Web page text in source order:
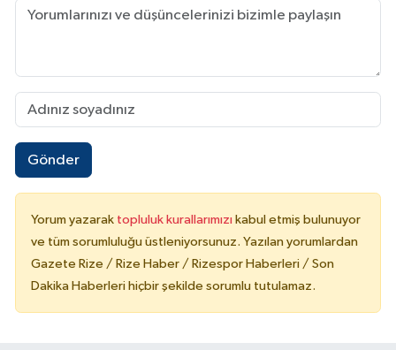
Gönder
Yorum yazarak topluluk kurallarımızı kabul etmiş bulunuyor
ve tüm sorumluluğu üstleniyorsunuz. Yazılan yorumlardan
Gazete Rize / Rize Haber / Rizespor Haberleri / Son
Dakika Haberleri hiçbir şekilde sorumlu tutulamaz.